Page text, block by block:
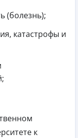
(болезнь);
катастрофы и
к